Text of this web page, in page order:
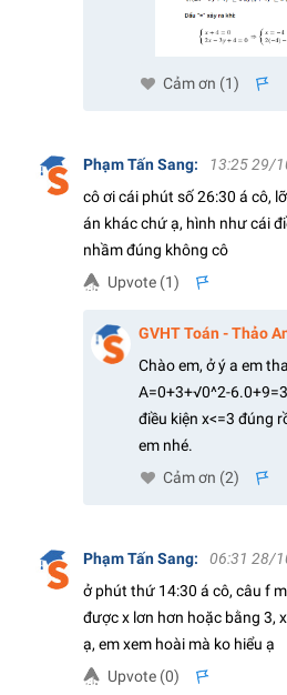
Cảm ơn (1)
Phạm Tấn Sang:
13:25 29/
cô ơi cái phút số 26:30 á cô,
án khác chứ ạ, hình như cái
nhầm đúng không cô
Upvote (1)
GVHT Toán - Thảo
Chào em, ở ý a em
A=0+3+√0^2-
điều kiện x<=3 đúng
em nhé.
Cảm ơn (2)
Phạm Tấn Sang:
06:31 28/
ở phút thứ 14:30 á cô, câu f
được x lơn hơn hoặc bằng 3,
ạ, em xem hoài mà ko hiểu ạ
Upvote (0)